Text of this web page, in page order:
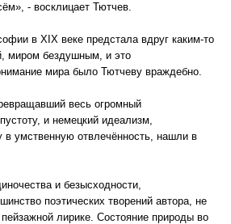
- восклицает Тютчев.
в XIX веке предстала вдруг каким-то
миром бездушным, и это
мира было Тютчеву враждебно.
весь огромный
и немецкий идеализм,
умственную отвлечённость, нашли в
и безысходности,
поэтических творений автора, не
лирике. Состояние природы во